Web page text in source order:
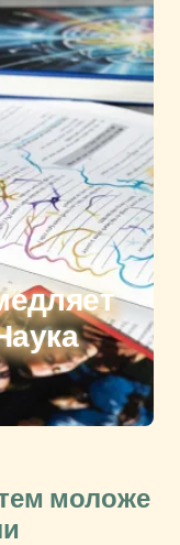
моложе